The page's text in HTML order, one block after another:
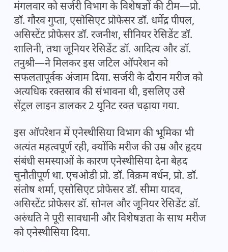
मंगलवार को सर्जरी विभाग के विशेषज्ञों की टीम—प्रो.
डॉ. गौरव गुप्ता, एसोसिएट प्रोफेसर डॉ. धर्मेंद्र पीपल,
असिस्टेंट प्रोफेसर डॉ. रजनीश, सीनियर रेसिडेंट डॉ.
शालिनी, तथा जूनियर रेसिडेंट डॉ. आदित्य और डॉ.
तनुश्री—ने मिलकर इस जटिल ऑपरेशन को
सफलतापूर्वक अंजाम दिया. सर्जरी के दौरान मरीज को
अत्यधिक रक्तस्राव की संभावना थी, इसलिए उसे
सेंट्रल लाइन डालकर 2 यूनिट रक्त चढ़ाया गया.
इस ऑपरेशन में एनेस्थीसिया विभाग की भूमिका भी
अत्यंत महत्वपूर्ण रही, क्योंकि मरीज की उम्र और हृदय
संबंधी समस्याओं के कारण एनेस्थीसिया देना बेहद
चुनौतीपूर्ण था. एचओडी प्रो. डॉ. विक्रम वर्धन, प्रो. डॉ.
संतोष शर्मा, एसोसिएट प्रोफेसर डॉ. सीमा यादव,
असिस्टेंट प्रोफेसर डॉ. सोनल और जूनियर रेसिडेंट डॉ.
अरुंधति ने पूरी सावधानी और विशेषज्ञता के साथ मरीज
को एनेस्थीसिया दिया.